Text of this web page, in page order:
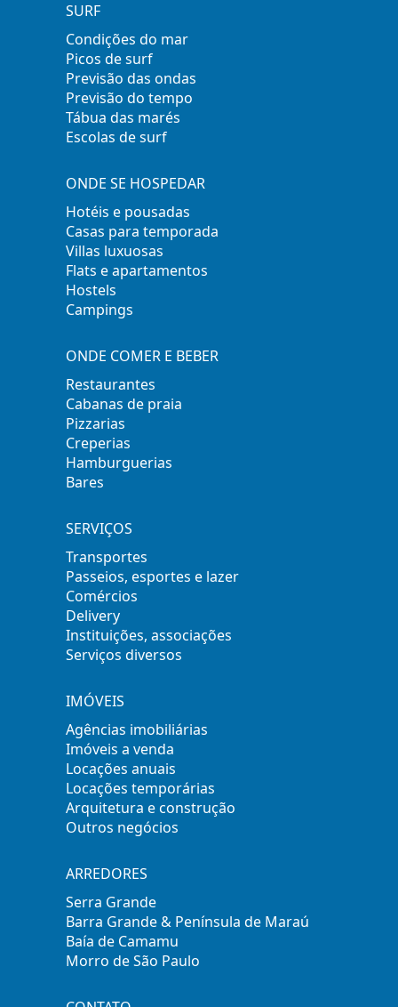
SURF
Condições do mar
Picos de surf
Previsão das ondas
Previsão do tempo
Tábua das marés
Escolas de surf
ONDE SE HOSPEDAR
Hotéis e pousadas
Casas para temporada
Villas luxuosas
Flats e apartamentos
Hostels
Campings
ONDE COMER E BEBER
Restaurantes
Cabanas de praia
Pizzarias
Creperias
Hamburguerias
Bares
SERVIÇOS
Transportes
Passeios, esportes e lazer
Comércios
Delivery
Instituições, associações
Serviços diversos
IMÓVEIS
Agências imobiliárias
Imóveis a venda
Locações anuais
Locações temporárias
Arquitetura e construção
Outros negócios
ARREDORES
Serra Grande
Barra Grande & Península de Maraú
Baía de Camamu
Morro de São Paulo